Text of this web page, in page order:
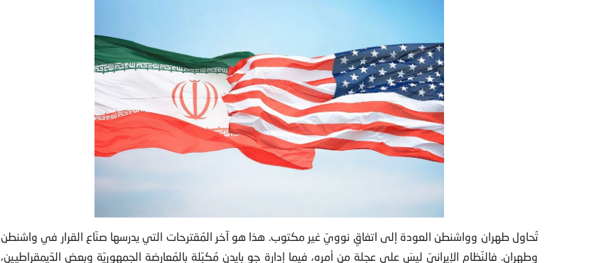
تُحاول طهران وواشنطن العودة إلى اتفاقٍ نوويّ غير مكتوب. هذا هو آخر المُقترحات التي يدرسها صنّاع القرار في واشنطن
وطهران. فالنّظام الإيرانيّ ليسَ على عجلة من أمره، فيما إدارة جو بايدن مُكبّلة بالمُعارضة الجمهوريّة وبعض الدّيمقراطيين،